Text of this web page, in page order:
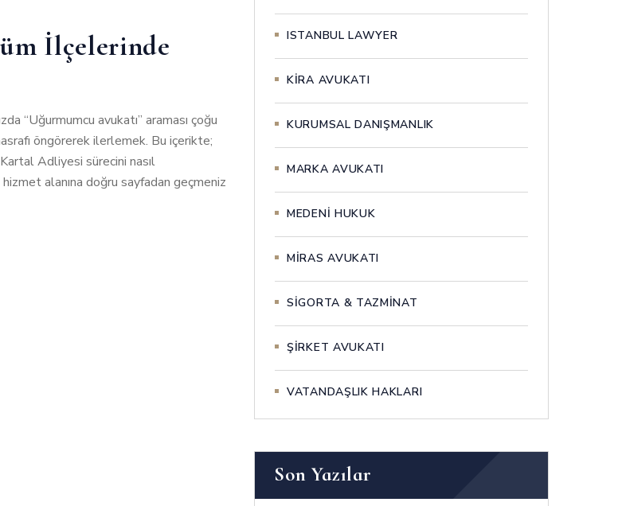
İlçelerinde
“Uğurmumcu avukatı” araması çoğu
öngörerek ilerlemek. Bu içerikte;
Kartal Adliyesi sürecini nasıl
alanına doğru sayfadan geçmeniz
ISTANBUL LAWYER
KİRA AVUKATI
KURUMSAL DANIŞMANLIK
MARKA AVUKATI
MEDENİ HUKUK
MİRAS AVUKATI
SİGORTA & TAZMİNAT
ŞİRKET AVUKATI
VATANDAŞLIK HAKLARI
Son Yazılar